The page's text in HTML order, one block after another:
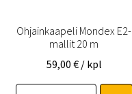
Ohjainkaapeli Mondex E2-
mallit 20 m
59,00 € / kpl